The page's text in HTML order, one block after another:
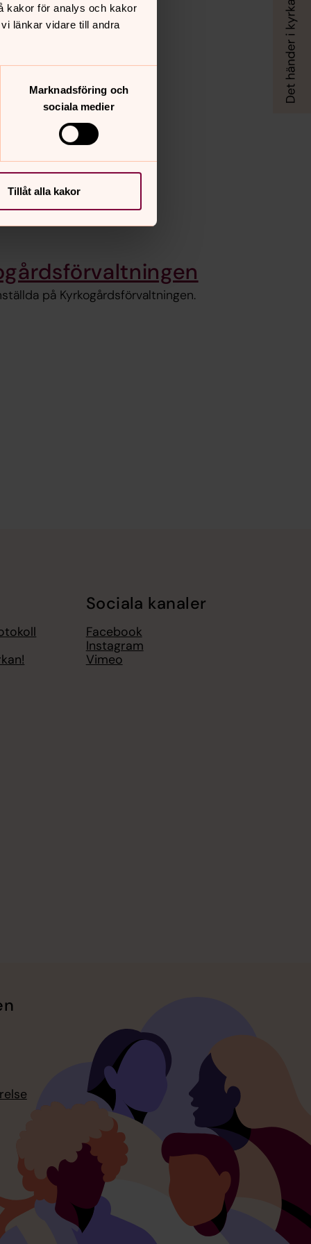
kakor för analys och kakor
länkar vidare till andra
Marknadsföring och
sociala medier
Tillåt alla kakorkyrkan!
på Kyrkogårdsförvaltningen.
Sociala kanaler
Facebook
Instagram
Vimeo